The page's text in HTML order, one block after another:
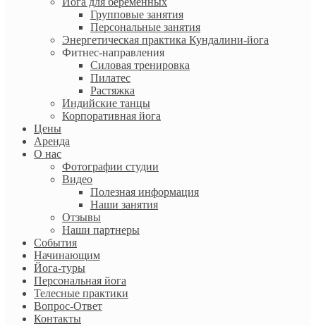
Групповые занятия
Персональные занятия
Энергетическая практика Кундалини-йога
Фитнес-направления
Силовая тренировка
Пилатес
Растяжка
Индийские танцы
Корпоративная йога
Цены
Аренда
О нас
Фотографии студии
Видео
Полезная информация
Наши занятия
Отзывы
Наши партнеры
События
Начинающим
Йога-туры
Персональная йога
Телесные практики
Вопрос-Ответ
Контакты